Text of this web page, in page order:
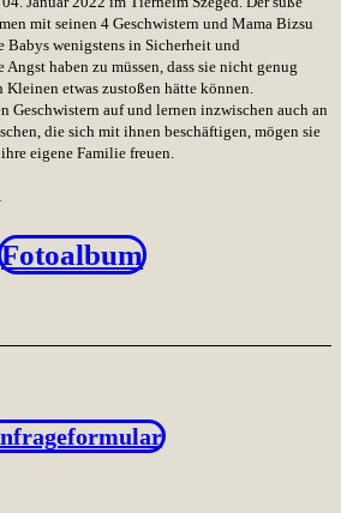
mit seinen 4 Geschwistern und Mama Bizsu
Babys wenigstens in Sicherheit und
haben zu müssen, dass sie nicht genug
etwas zustoßen hätte können.
Geschwistern auf und lernen inzwischen auch an
die sich mit ihnen beschäftigen, mögen sie
eigene Familie freuen.
Fotoalbum